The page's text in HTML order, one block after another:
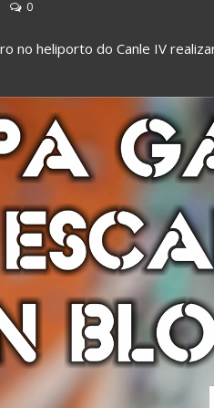
0
no heliporto do Canle IV